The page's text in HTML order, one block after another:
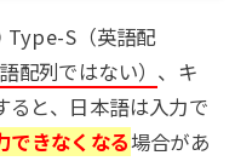
Type-S（英語配
配列ではない） 、キ
ると、日本語は入力で
できなくなる場合があ